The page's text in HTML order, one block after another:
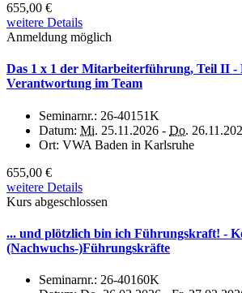
655,00 €
weitere Details
Anmeldung möglich
Das 1 x 1 der Mitarbeiterführung, Teil II -
Verantwortung im Team
Seminarnr.: 26-40151K
Datum: Mi. 25.11.2026 - Do.
Ort: VWA Baden in Karlsruhe
655,00 €
weitere Details
Kurs abgeschlossen
... und plötzlich bin ich Führungskraft! -
(Nachwuchs-)Führungskräfte
Seminarnr.: 26-40160K